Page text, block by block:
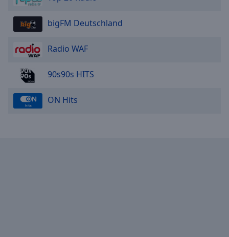
bigFM Deutschland
Radio WAF
90s90s HITS
ON Hits